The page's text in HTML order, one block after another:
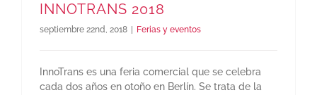
INNOTRANS 2018
septiembre 22nd, 2018 Ferias y eventos
InnoTrans es una feria comercial que se celebra
cada dos años en otoño en Berlín. Se trata de la